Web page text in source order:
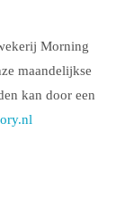
Morning
maandelijkse
kan door een